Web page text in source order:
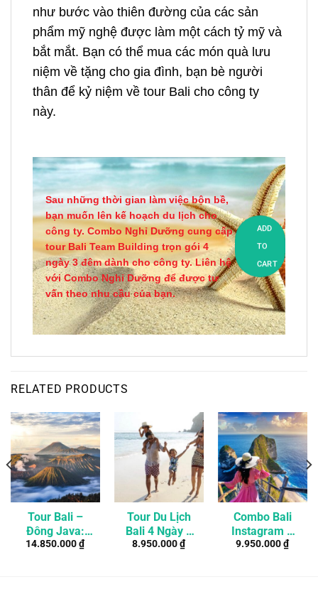
như bước vào thiên đường của các sản
phẩm mỹ nghệ được làm một cách tỷ mỹ và
bắt mắt. Bạn có thể mua các món quà lưu
niệm về tặng cho gia đình, bạn bè người
thân để kỷ niệm về tour Bali cho công ty
này.
Sau những thời gian làm việc bộn bề,
bạn muốn lên kế hoạch du lịch cho
công ty. Combo Nghỉ Dưỡng cung cấp
tour Bali Team Building trọn gói 4
ngày 3 đêm dành cho công ty. Liên hệ
với Combo Nghỉ Dưỡng để được tư
vấn theo nhu cầu của bạn.
ADD
TO
CART
RELATED PRODUCTS
Tour Bali –
Đông Java:
Trekking Núi
14.850.000₫
Tour Du Lịch
Bali 4 Ngày 3
Đêm Thiết Kế
8.950.000₫
Combo Bali
Instagram –
Tour Riêng
9.950.000₫